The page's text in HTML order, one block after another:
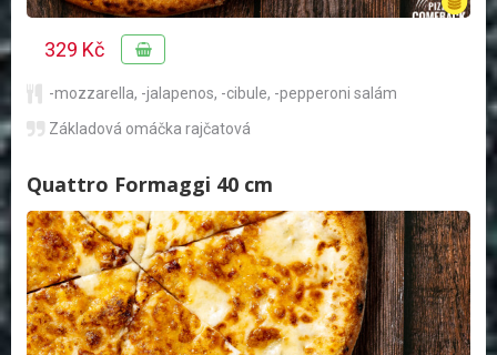
329 Kč
-mozzarella, -jalapenos, -cibule, -pepperoni salám
Základová omáčka rajčatová
Quattro Formaggi 40 cm